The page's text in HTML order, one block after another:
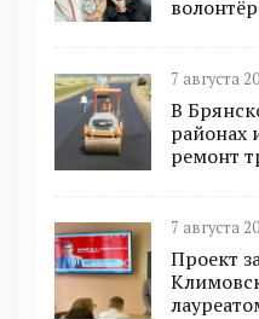
7 августа
В
районах
ремонт
7 августа
Проект